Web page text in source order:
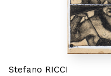
Stefano RICCI